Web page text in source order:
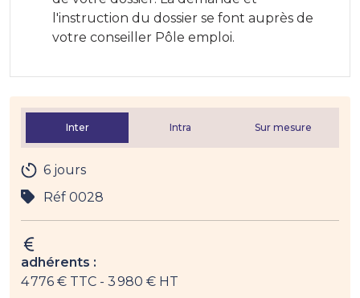
l'instruction du dossier se font auprès de
votre conseiller Pôle emploi.
Inter Intra Sur mesure
6 jours
Réf 0028
adhérents :
4 776 € TTC - 3 980 € HT